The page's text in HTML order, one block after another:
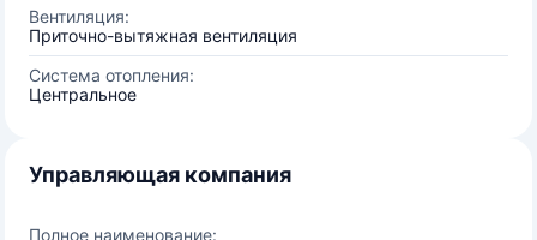
Вентиляция:
Приточно-вытяжная вентиляция
Система отопления:
Центральное
Управляющая компания
Полное наименование: